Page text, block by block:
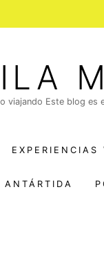
viajando Este blog es
EXPERIENCIAS
ANTÁRTIDA